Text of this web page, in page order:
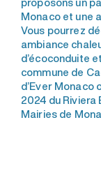
Monaco et une
Vous pourrez
ambiance
d’écoconduite
commune de
d’Ever Monaco
2024 du
Mairies de